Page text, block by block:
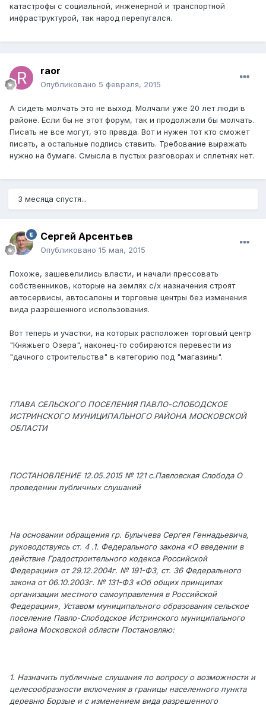
катастрофы с социальной, инженерной и транспортной
инфраструктурой, так народ перепугался.
raor
Опубликовано 5 февраля, 2015
А сидеть молчать это не выход. Молчали уже 20 лет люди в
районе. Если бы не этот форум, так и продолжали бы молчать.
Писать не все могут, это правда. Вот и нужен тот кто сможет
писать, а остальные подпись ставить. Требование выражать
нужно на бумаге. Смысла в пустых разговорах и сплетнях нет.
3 месяца спустя...
Сергей Арсентьев
Опубликовано 15 мая, 2015
Похоже, зашевелились власти, и начали прессовать
собственников, которые на землях с/х назначения строят
автосервисы, автосалоны и торговые центры без изменения
вида разрешенного использования.
Вот теперь и участки, на которых расположен торговый центр
"Княжьего Озера", наконец-то собираются перевести из
"дачного строительства" в категорию под "магазины".
ГЛАВА СЕЛЬСКОГО ПОСЕЛЕНИЯ ПАВЛО-СЛОБОДСКОЕ
ИСТРИНСКОГО МУНИЦИПАЛЬНОГО РАЙОНА МОСКОВСКОЙ
ОБЛАСТИ
ПОСТАНОВЛЕНИЕ 12.05.2015 № 121 с.Павловская Слобода О
проведении публичных слушаний
На основании обращения гр. Булычева Сергея Геннадьевича,
руководствуясь ст. 4 .1. Федерального закона «О введении в
действие Градостроительного кодекса Российской
Федерации» от 29.12.2004г. № 191-ФЗ, ст. 36 Федерального
закона от 06.10.2003г. № 131-ФЗ «Об общих принципах
организации местного самоуправления в Российской
Федерации», Уставом муниципального образования сельское
поселение Павло-Слободское Истринского муниципального
района Московской области Постановляю:
1. Назначить публичные слушания по вопросу о возможности и
целесообразности включения в границы населенного пункта
деревню Борзые и с изменением вида разрешенного